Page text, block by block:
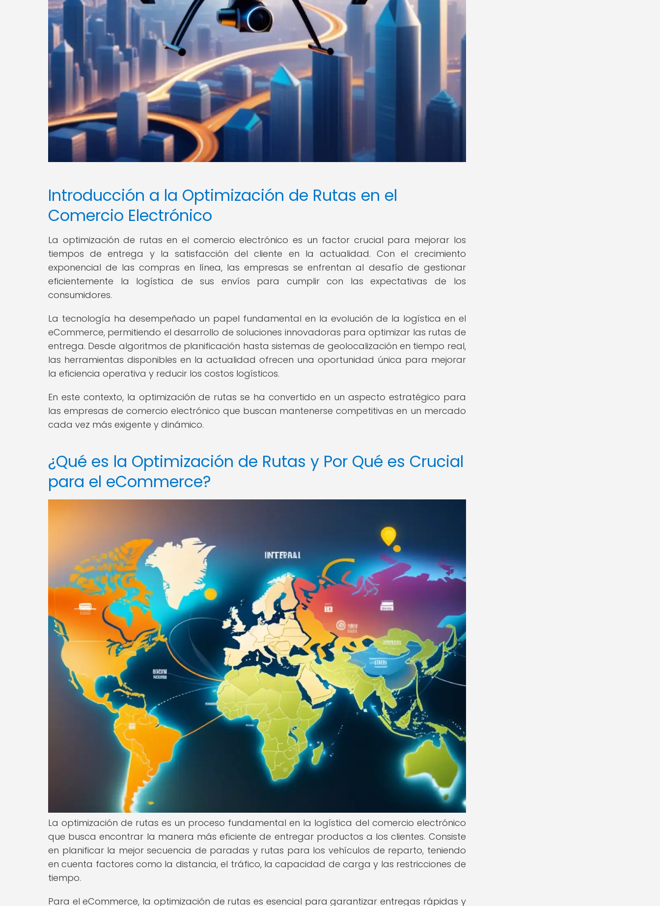
Introducción a la Optimización de Rutas en el
Comercio Electrónico
La optimización de rutas en el comercio electrónico es un factor crucial para mejorar los
tiempos de entrega y la satisfacción del cliente en la actualidad. Con el crecimiento
exponencial de las compras en línea, las empresas se enfrentan al desafío de gestionar
eficientemente la logística de sus envíos para cumplir con las expectativas de los
consumidores.
La tecnología ha desempeñado un papel fundamental en la evolución de la logística en el
eCommerce, permitiendo el desarrollo de soluciones innovadoras para optimizar las rutas de
entrega. Desde algoritmos de planificación hasta sistemas de geolocalización en tiempo real,
las herramientas disponibles en la actualidad ofrecen una oportunidad única para mejorar
la eficiencia operativa y reducir los costos logísticos.
En este contexto, la optimización de rutas se ha convertido en un aspecto estratégico para
las empresas de comercio electrónico que buscan mantenerse competitivas en un mercado
cada vez más exigente y dinámico.
¿Qué es la Optimización de Rutas y Por Qué es Crucial
para el eCommerce?
La optimización de rutas es un proceso fundamental en la logística del comercio electrónico
que busca encontrar la manera más eficiente de entregar productos a los clientes. Consiste
en planificar la mejor secuencia de paradas y rutas para los vehículos de reparto, teniendo
en cuenta factores como la distancia, el tráfico, la capacidad de carga y las restricciones de
tiempo.
Para el eCommerce, la optimización de rutas es esencial para garantizar entregas rápidas y